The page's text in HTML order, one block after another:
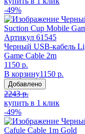
-49%
Артикул 61545
Черный USB-кабель
Game Cable 2m
1150 р.
В корзину1150 р.
Добавлено
2243 р.
купить в 1 клик
-49%